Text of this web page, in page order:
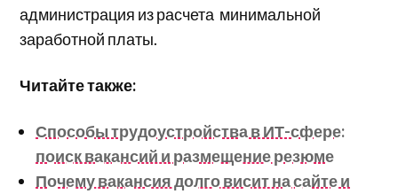
администрация из расчета минимальной
заработной платы.
Читайте также:
Способы трудоустройства в ИТ-сфере:
поиск вакансий и размещение резюме
Почему вакансия долго висит на сайте и